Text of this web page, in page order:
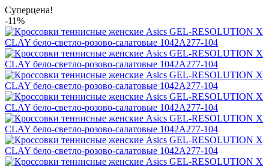
Суперцена!
-11%